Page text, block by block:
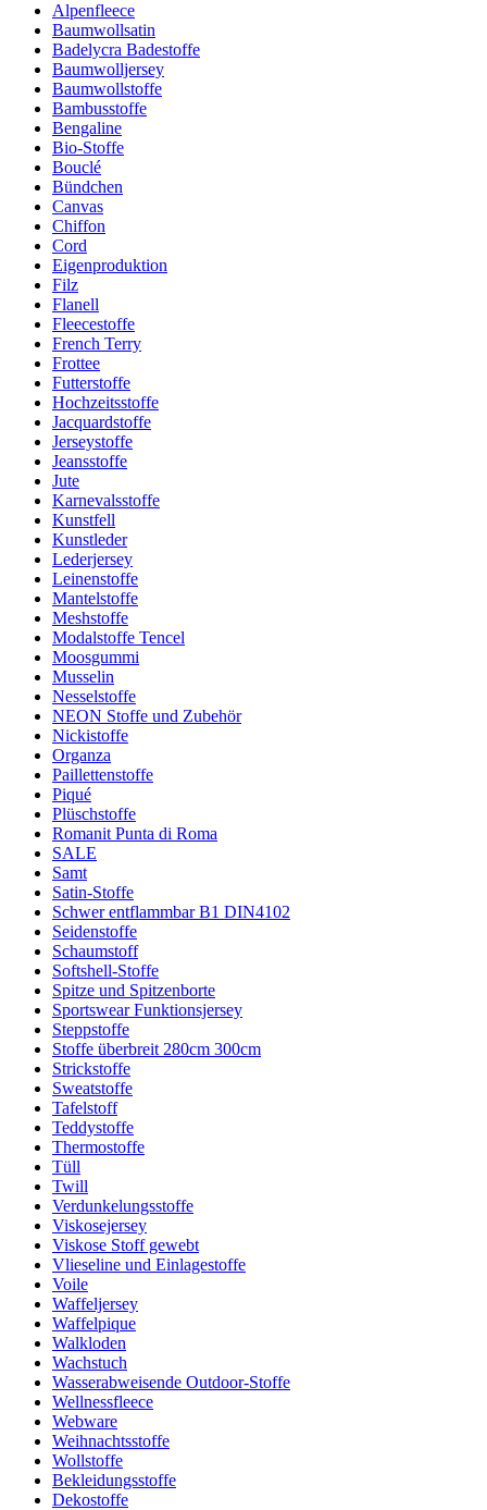
Alpenfleece
Baumwollsatin
Badelycra Badestoffe
Baumwolljersey
Baumwollstoffe
Bambusstoffe
Bengaline
Bio-Stoffe
Bouclé
Bündchen
Canvas
Chiffon
Cord
Eigenproduktion
Filz
Flanell
Fleecestoffe
French Terry
Frottee
Futterstoffe
Hochzeitsstoffe
Jacquardstoffe
Jerseystoffe
Jeansstoffe
Jute
Karnevalsstoffe
Kunstfell
Kunstleder
Lederjersey
Leinenstoffe
Mantelstoffe
Meshstoffe
Modalstoffe Tencel
Moosgummi
Musselin
Nesselstoffe
NEON Stoffe und Zubehör
Nickistoffe
Organza
Paillettenstoffe
Piqué
Plüschstoffe
Romanit Punta di Roma
SALE
Samt
Satin-Stoffe
Schwer entflammbar B1 DIN4102
Seidenstoffe
Schaumstoff
Softshell-Stoffe
Spitze und Spitzenborte
Sportswear Funktionsjersey
Steppstoffe
Stoffe überbreit 280cm 300cm
Strickstoffe
Sweatstoffe
Tafelstoff
Teddystoffe
Thermostoffe
Tüll
Twill
Verdunkelungsstoffe
Viskosejersey
Viskose Stoff gewebt
Vlieseline und Einlagestoffe
Voile
Waffeljersey
Waffelpique
Walkloden
Wachstuch
Wasserabweisende Outdoor-Stoffe
Wellnessfleece
Webware
Weihnachtsstoffe
Wollstoffe
Bekleidungsstoffe
Dekostoffe